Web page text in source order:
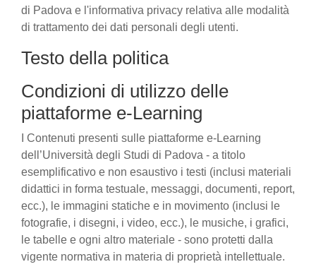
di Padova e l'informativa privacy relativa alle modalità
di trattamento dei dati personali degli utenti.
Testo della politica
Condizioni di utilizzo delle
piattaforme e-Learning
I Contenuti presenti sulle piattaforme e-Learning
dell’Università degli Studi di Padova - a titolo
esemplificativo e non esaustivo i testi (inclusi materiali
didattici in forma testuale, messaggi, documenti, report,
ecc.), le immagini statiche e in movimento (inclusi le
fotografie, i disegni, i video, ecc.), le musiche, i grafici,
le tabelle e ogni altro materiale - sono protetti dalla
vigente normativa in materia di proprietà intellettuale.